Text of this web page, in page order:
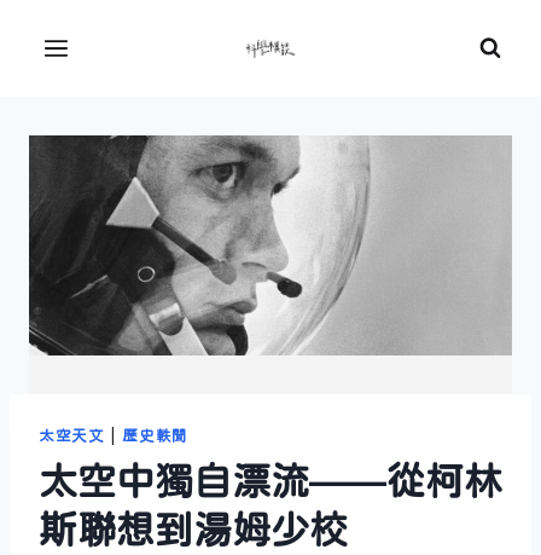
Menu
太空天文 |歷史軼聞
太空中獨自漂流——從柯林
斯聯想到湯姆少校